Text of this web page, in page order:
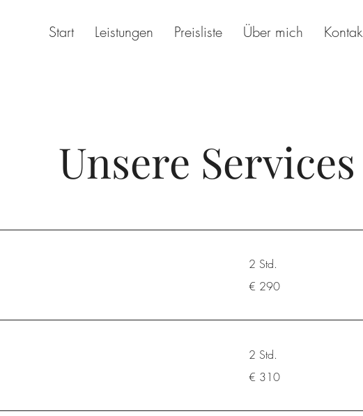
Start Leistungen Preisliste Über mich
Unsere Services
2 Std.
Euro
€ 290
2 Std.
Euro
€ 310